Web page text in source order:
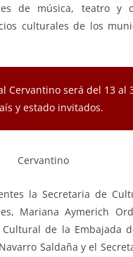
de música, teatro y
culturales de los
Cervantino será del 13 al
y estado invitados.
la Secretaria de
Mariana Aymerich
de la Embajada
Saldaña y el